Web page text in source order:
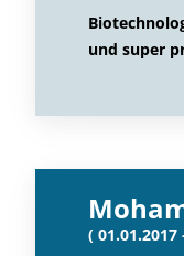
und super
( 01.01.2017